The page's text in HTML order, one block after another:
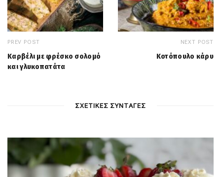
PREV POST
Καρβέλι με φρέσκο σολομό
και γλυκοπατάτα
NEXT POST
Κοτόπουλο κάρυ
ΣΧΕΤΙΚΕΣ ΣΥΝΤΑΓΕΣ